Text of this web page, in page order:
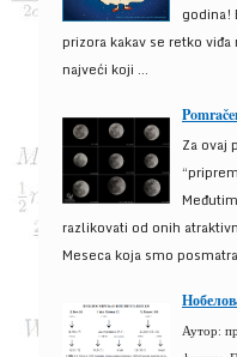
godina!
prizora kakav se retko
najveći koji ...
Za ovaj
razlikovati od onih
Meseca koja smo
Аутор: